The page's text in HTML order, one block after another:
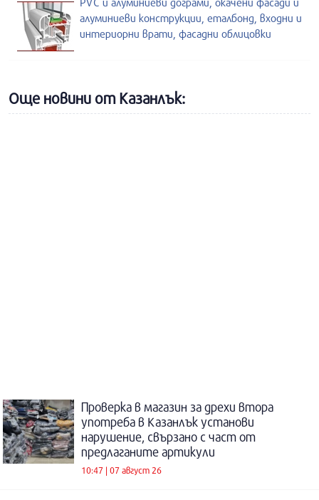
алуминиеви конструкции, еталбонд, входни и
интериорни врати, фасадни облицовки
Още новини от Казанлък:
Проверка в магазин за дрехи втора
употреба в Казанлък установи
нарушение, свързано с част от
предлаганите артикули
10:47 | 07 август 26